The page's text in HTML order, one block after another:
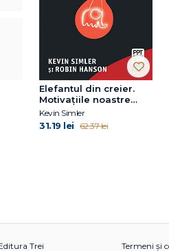
Elefantul din creier.
Motivațiile noastre
ascunse din viața de
zi cu zi
Kevin Simler
31.19 lei 62.37 lei
Trei Termeni și